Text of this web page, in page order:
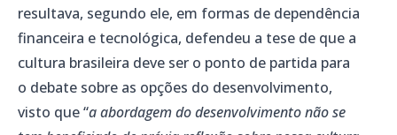
resultava, segundo ele, em formas de dependência
financeira e tecnológica, defendeu a tese de que a
cultura brasileira deve ser o ponto de partida para
o debate sobre as opções do desenvolvimento,
visto que “a abordagem do desenvolvimento não se